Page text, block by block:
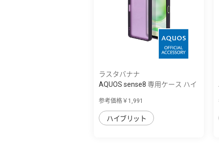
ラスタバナナ
AQUOS sense8 専用ケース ハイ
参考価格￥1,991
ハイブリット